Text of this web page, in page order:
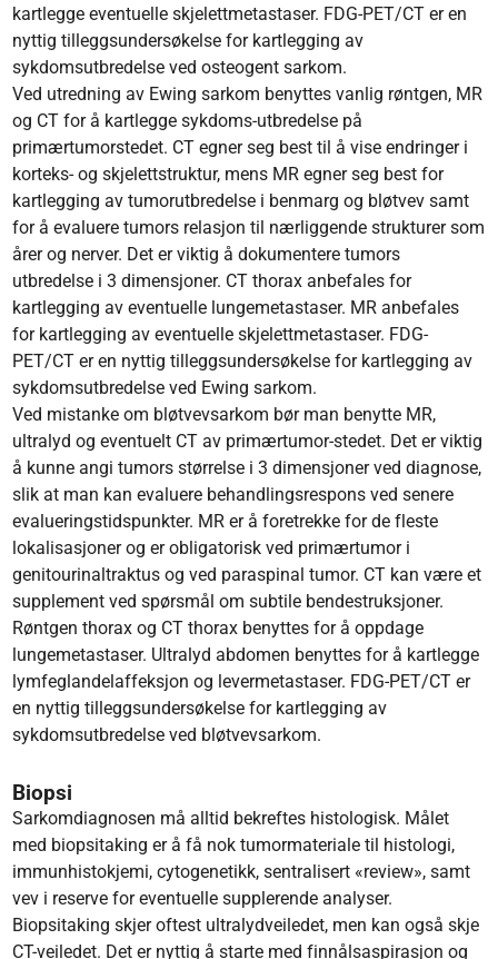
kartlegge eventuelle skjelettmetastaser. FDG-PET/CT er en
nyttig tilleggsundersøkelse for kartlegging av
sykdomsutbredelse ved osteogent sarkom.
Ved utredning av Ewing sarkom benyttes vanlig røntgen, MR
og CT for å kartlegge sykdoms-utbredelse på
primærtumorstedet. CT egner seg best til å vise endringer i
korteks- og skjelettstruktur, mens MR egner seg best for
kartlegging av tumorutbredelse i benmarg og bløtvev samt
for å evaluere tumors relasjon til nærliggende strukturer som
årer og nerver. Det er viktig å dokumentere tumors
utbredelse i 3 dimensjoner. CT thorax anbefales for
kartlegging av eventuelle lungemetastaser. MR anbefales
for kartlegging av eventuelle skjelettmetastaser. FDG-
PET/CT er en nyttig tilleggsundersøkelse for kartlegging av
sykdomsutbredelse ved Ewing sarkom.
Ved mistanke om bløtvevsarkom bør man benytte MR,
ultralyd og eventuelt CT av primærtumor-stedet. Det er viktig
å kunne angi tumors størrelse i 3 dimensjoner ved diagnose,
slik at man kan evaluere behandlingsrespons ved senere
evalueringstidspunkter. MR er å foretrekke for de fleste
lokalisasjoner og er obligatorisk ved primærtumor i
genitourinaltraktus og ved paraspinal tumor. CT kan være et
supplement ved spørsmål om subtile bendestruksjoner.
Røntgen thorax og CT thorax benyttes for å oppdage
lungemetas­taser. Ultralyd abdomen benyttes for å kartlegge
lymfeglandelaffeksjon og levermetastaser. FDG-PET/CT er
en nyttig tilleggsundersøkelse for kartlegging av
sykdomsutbredelse ved bløtvevsarkom.
Biopsi
Sarkomdiagnosen må alltid bekreftes histologisk. Målet
med biopsitaking er å få nok tumormateriale til histologi,
immunhistokjemi, cytogenetikk, sentralisert «review», samt
vev i reserve for eventuelle supplerende analyser.
Biopsitaking skjer oftest ultralydveiledet, men kan også skje
CT-veiledet. Det er nyttig å starte med finnålsaspirasjon og